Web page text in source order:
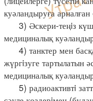
куәландыруға
3) Әскери-теңiз
медициналық
4) танктер мен
жүргiзуге тартылатын
медициналық
5) радиоактивтi